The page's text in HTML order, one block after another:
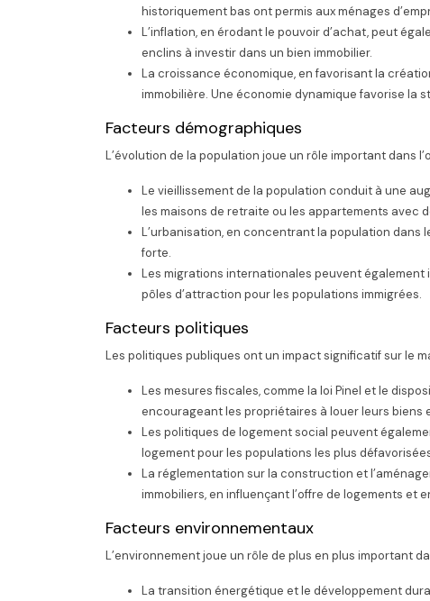
historiquement bas ont permis aux ménages
L’inflation, en érodant le pouvoir d’achat, peut
enclins à investir dans un bien immobilier.
La croissance économique, en favorisant la
immobilière. Une économie dynamique favorise la
Facteurs démographiques
L’évolution de la population joue un rôle important dans
Le vieillissement de la population conduit à une
les maisons de retraite ou les appartements avec
L’urbanisation, en concentrant la population dans
forte.
Les migrations internationales peuvent
pôles d’attraction pour les populations immigrées.
Facteurs politiques
Les politiques publiques ont un impact significatif sur le
Les mesures fiscales, comme la loi Pinel et le
encourageant les propriétaires à louer leurs biens
Les politiques de logement social peuvent
logement pour les populations les plus
La réglementation sur la construction et
immobiliers, en influençant l’offre de logements et
Facteurs environnementaux
L’environnement joue un rôle de plus en plus important
La transition énergétique et le développement